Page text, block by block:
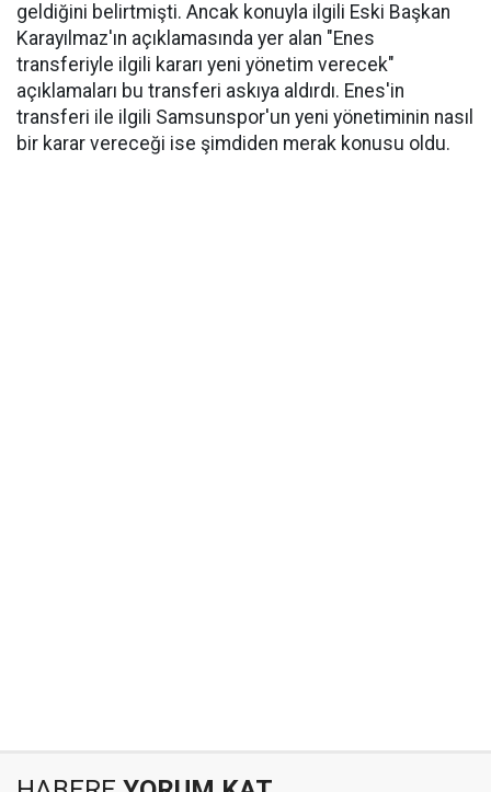
geldiğini belirtmişti. Ancak konuyla ilgili Eski Başkan
Karayılmaz'ın açıklamasında yer alan "Enes
transferiyle ilgili kararı yeni yönetim verecek"
açıklamaları bu transferi askıya aldırdı. Enes'in
transferi ile ilgili Samsunspor'un yeni yönetiminin nasıl
bir karar vereceği ise şimdiden merak konusu oldu.